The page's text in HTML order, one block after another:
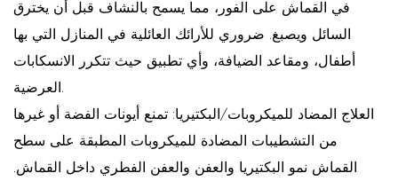
في القماش على الفور، مما يسمح بالنشاف قبل أن يخترق
السائل ويصبغ. ضروري للأرائك العائلية في المنازل التي بها
أطفال، ومقاعد الضيافة، وأي تطبيق حيث تتكرر الانسكابات
العلاج المضاد للميكروبات/البكتيريا: تمنع أيونات الفضة أو غيرها
من التشطيبات المضادة للميكروبات المطبقة على سطح
القماش نمو البكتيريا والعفن والعفن الفطري داخل القماش.